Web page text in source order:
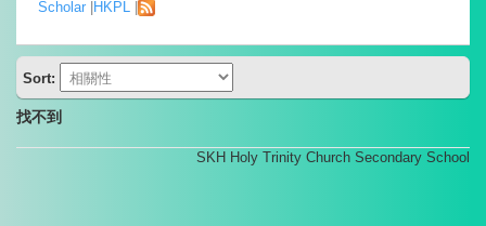
Scholar |HKPL |
Sort:
找不到
SKH Holy Trinity Church Secondary School